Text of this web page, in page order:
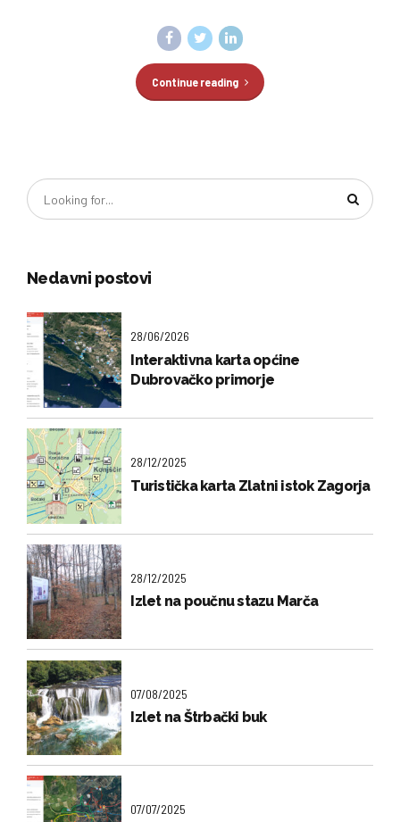
Continue reading
Nedavni postovi
28/06/2026
Interaktivna karta općine
Dubrovačko primorje
28/12/2025
Turistička karta Zlatni istok Zagorja
28/12/2025
Izlet na poučnu stazu Marča
07/08/2025
Izlet na Štrbački buk
07/07/2025